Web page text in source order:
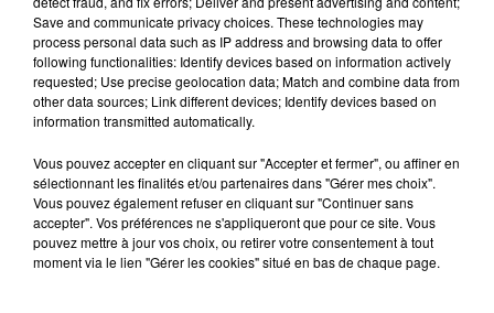
Venez danser le disco dans un cadre magnifique sur les
plus grands tubes d'ABBA avec le groupe Tribute Back to
Petite restauration sur place.
Entrée gratuite
Save and communicate privacy choices. These technologies may
process personal data such as IP address and browsing data to offer
following functionalities: Identify devices based on information actively
requested; Use precise geolocation data; Match and combine data from
other data sources; Link different devices; Identify devices based on
information transmitted automatically.
Vous pouvez accepter en cliquant sur "Accepter et fermer", ou affiner en
sélectionnant les finalités et/ou partenaires dans "Gérer mes choix".
Vous pouvez également refuser en cliquant sur "Continuer sans
accepter". Vos préférences ne s'appliqueront que pour ce site. Vous
pouvez mettre à jour vos choix, ou retirer votre consentement à tout
moment via le lien "Gérer les cookies" situé en bas de chaque page.